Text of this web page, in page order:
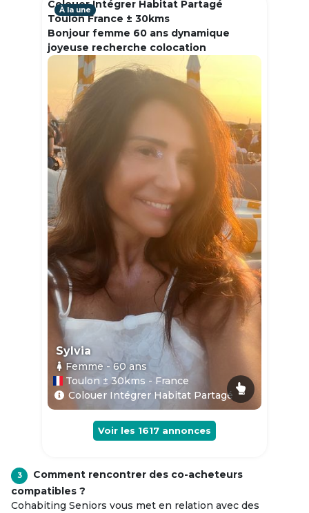
Colouer Intégrer Habitat Partagé
Toulon France ± 30kms
Bonjour femme 60 ans dynamique
joyeuse recherche colocation
À la une
Sylvia
Femme - 60ans
Toulon ± 30kms - France
Colouer Intégrer Habitat Partagé
Voir les 1617 annonces
3
Comment rencontrer des co-acheteurs
compatibles ?
Cohabiting Seniors vous met en relation avec des